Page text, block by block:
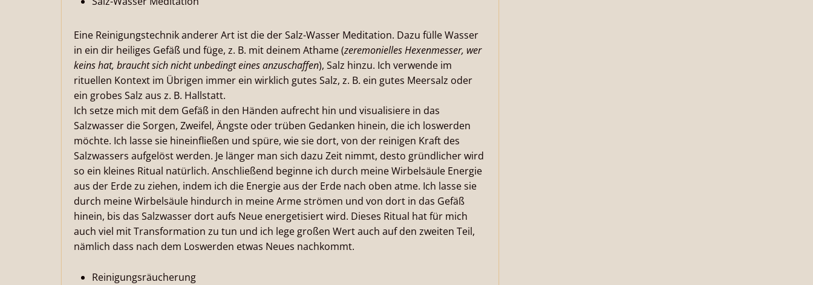
Eine Reinigungstechnik anderer Art ist die der Salz-Wasser Meditation. Dazu fülle Wasser
in ein dir heiliges Gefäß und füge, z. B. mit deinem Athame (zeremonielles Hexenmesser, wer
keins hat, braucht sich nicht unbedingt eines anzuschaffen), Salz hinzu. Ich verwende im
rituellen Kontext im Übrigen immer ein wirklich gutes Salz, z. B. ein gutes Meersalz oder
ein grobes Salz aus z. B. Hallstatt.
Ich setze mich mit dem Gefäß in den Händen aufrecht hin und visualisiere in das
Salzwasser die Sorgen, Zweifel, Ängste oder trüben Gedanken hinein, die ich loswerden
möchte. Ich lasse sie hineinfließen und spüre, wie sie dort, von der reinigen Kraft des
Salzwassers aufgelöst werden. Je länger man sich dazu Zeit nimmt, desto gründlicher wird
so ein kleines Ritual natürlich. Anschließend beginne ich durch meine Wirbelsäule Energie
aus der Erde zu ziehen, indem ich die Energie aus der Erde nach oben atme. Ich lasse sie
durch meine Wirbelsäule hindurch in meine Arme strömen und von dort in das Gefäß
hinein, bis das Salzwasser dort aufs Neue energetisiert wird. Dieses Ritual hat für mich
auch viel mit Transformation zu tun und ich lege großen Wert auch auf den zweiten Teil,
nämlich dass nach dem Loswerden etwas Neues nachkommt.
Reinigungsräucherung